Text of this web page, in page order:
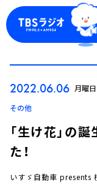
2022.06.06 月曜日
その他
「生け花」の
た！
いすゞ自動車 presents